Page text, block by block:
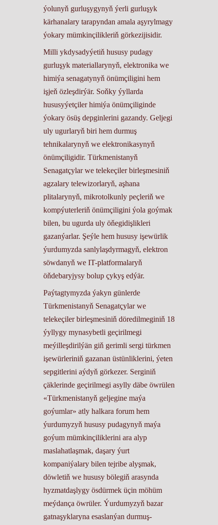
ýolunyň gurluşygynyň ýerli gurluşyk
kärhanalary tarapyndan amala aşyrylmagy
ýokary mümkinçilikleriň görkezijisidir.
Milli ykdysadyýetiň hususy pudagy
gurluşyk materiallarynyň, elektronika we
himiýa senagatynyň önümçiligini hem
işjeň özleşdirýär. Soňky ýyllarda
hususyýetçiler himiýa önümçiliginde
ýokary ösüş depginlerini gazandy. Geljegi
uly ugurlaryň biri hem durmuş
tehnikalarynyň we elektronikasynyň
önümçiligidir. Türkmenistanyň
Senagatçylar we telekeçiler birleşmesiniň
agzalary telewizorlaryň, aşhana
plitalarynyň, mikrotolkunly peçleriň we
kompýuterleriň önümçiligini ýola goýmak
bilen, bu ugurda uly öňegidişlikleri
gazanýarlar. Şeýle hem hususy işewürlik
ýurdumyzda sanlylaşdyrmagyň, elektron
söwdanyň we IT-platformalaryň
öňdebaryjysy bolup çykyş edýär.
Paýtagtymyzda ýakyn günlerde
Türkmenistanyň Senagatçylar we
telekeçiler birleşmesiniň döredilmeginiň 18
ýyllygy mynasybetli geçirilmegi
meýilleşdirilýän giň gerimli sergi türkmen
işewürleriniň gazanan üstünliklerini, ýeten
sepgitlerini aýdyň görkezer. Serginiň
çäklerinde geçirilmegi asylly däbe öwrülen
«Türkmenistanyň geljegine maýa
goýumlar» atly halkara forum hem
ýurdumyzyň hususy pudagynyň maýa
goýum mümkinçiliklerini ara alyp
maslahatlaşmak, daşary ýurt
kompaniýalary bilen tejribe alyşmak,
döwletiň we hususy bölegiň arasynda
hyzmatdaşlygy ösdürmek üçin möhüm
meýdança öwrüler. Ýurdumyzyň bazar
gatnaşyklaryna esaslanýan durmuş-